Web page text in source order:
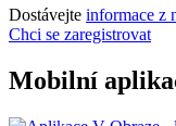
Dostávejte informace z
Chci se zaregistrovat
Mobilní